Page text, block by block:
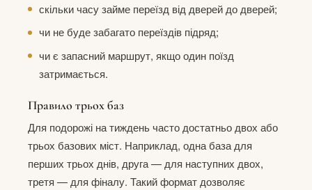
скільки часу займе переїзд від дверей до дверей;
чи не буде забагато переїздів підряд;
чи є запасний маршрут, якщо один поїзд
затримається.
Правило трьох баз
Для подорожі на тиждень часто достатньо двох або
трьох базових міст. Наприклад, одна база для
перших трьох днів, друга — для наступних двох,
третя — для фіналу. Такий формат дозволяє